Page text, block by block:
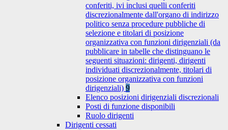
conferiti, ivi inclusi quelli conferiti
discrezionalmente dall'organo di indirizzo
politico senza procedure pubbliche di
selezione e titolari di posizione
organizzativa con funzioni dirigenziali (da
pubblicare in tabelle che distinguano le
seguenti situazioni: dirigenti, dirigenti
individuati discrezionalmente, titolari di
posizione organizzativa con funzioni
dirigenziali) 9
Elenco posizioni dirigenziali discrezionali
Posti di funzione disponibili
Ruolo dirigenti
Dirigenti cessati